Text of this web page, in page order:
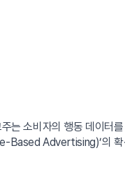
는 소비자의 행동 데이터
Based Advertising)’의